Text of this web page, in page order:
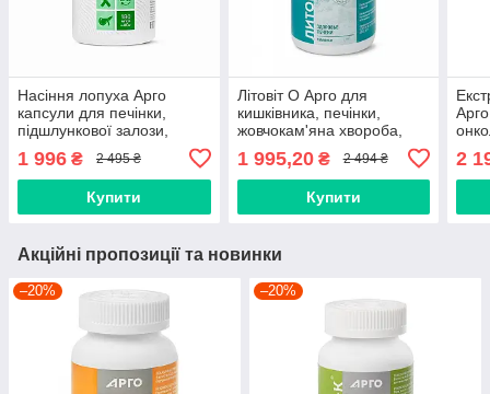
Насіння лопуха Арго
капсули для печінки,
підшлункової залози,
алергія, онкологія
1 996 ₴ 2 495 ₴
Купити
Літовіт О Арго для
кишківника, печінки,
жовчокам'яна хвороба,
описторхоз, лямблії
1 995,20₴ 2 494 ₴
Купити
2
Акційні пропозиції та новинки
–20% –20%